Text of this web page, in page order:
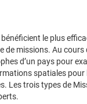
le plus
missions. Au cours
d’un pays pour
spatiales
Les trois types de